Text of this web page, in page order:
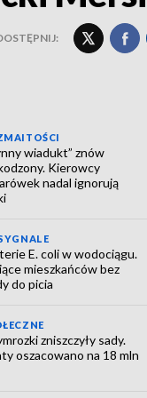
wiadukt” znów
Kierowcy
nadal ignorują
E. coli w wodociągu.
mieszkańców bez
do picia
zniszczyły sady.
oszacowano na 18 mln